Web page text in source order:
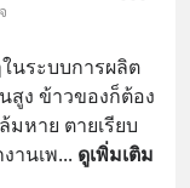
นระบบการผลิต
สูง ข้าวของก็ต้อง
มหาย ตายเรียบ
านเพ... ดูเพิ่มเติม